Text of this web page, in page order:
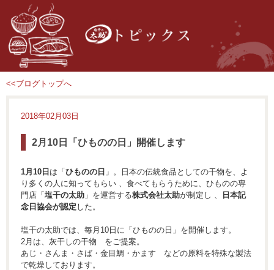
<<ブログトップへ
2018年02月03日
2月10日「ひものの日」開催します
1月10日は「ひものの日 」。日本の伝統食品としての干物を、よ
り多くの人に知ってもらい 、食べてもらうために、ひものの専
門店「塩干の太助 」を運営する株式会社太助が制定し 、
日本記
念日協会が認定 した。
塩干の太助では、毎月10日に「ひものの日」を開催します。
2月は、灰干しの干物 をご提案。
あじ・さんま・さば・金目鯛・かます などの原料を特殊な製法
で乾燥しております。